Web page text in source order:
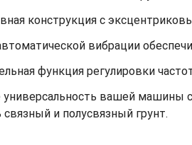
конструкция с
вибрации
функция регулировки
вашей машины
связный и полусвязный грунт.